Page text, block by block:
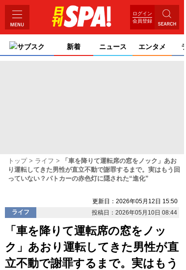
ログイン
会員登録
サブスク 新着 ニュース エンタメ
トップ ライフ
「車を降りて運転席の窓をノック」あお
り運転してきた男性が直立不動で謝罪するまで。実はもう回
っていない？パトカーの赤色灯に隠された“進化”
更新日：2026年05月12日 15:50
ライフ
投稿日：2026年05月10日 08:44
「車を降りて運転席の窓をノッ
ク」あおり運転してきた男性が直
立不動で謝罪するまで。実はもう